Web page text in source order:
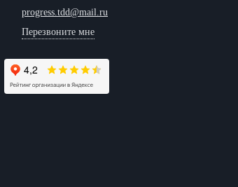
progress.tdd@mail.ru
Перезвоните мне